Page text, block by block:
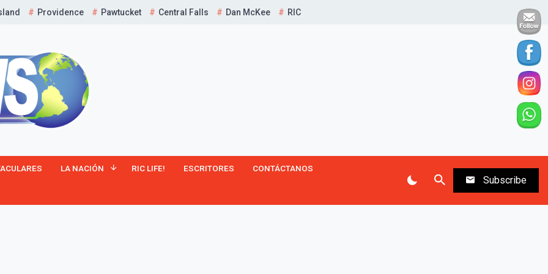
Providence Pawtucket Central Falls Dan McKee RIC
LA NACIÓN RIC LIFE! ESCRITORES CONTÁCTANOS
Subscribe
¡Suscríbete y Vive la
Experiencia!